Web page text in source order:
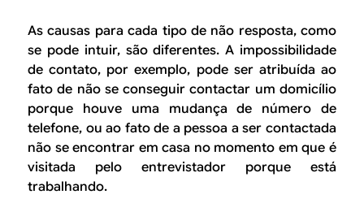
As causas para cada tipo de não resposta, como
se pode intuir, são diferentes. A impossibilidade
de contato, por exemplo, pode ser atribuída ao
fato de não se conseguir contactar um domicílio
porque houve uma mudança de número de
telefone, ou ao fato de a pessoa a ser contactada
não se encontrar em casa no momento em que é
visitada pelo entrevistador porque está
trabalhando.